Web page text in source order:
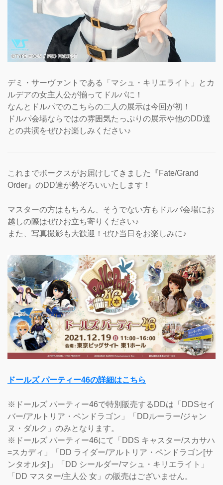
デミ・サーヴァントである「マシュ・キリエライト」とカ
ルデアの女主人公が揃ってドルパに！
なんとドルパでのこちらの二人の展示は今回が初！
ドルパ会場ならではの雰囲気たっぷりの展示や他のDD達
との共演をぜひお楽しみください♪
これまでボークスがお届けしてきました『Fate/Grand
Order』のDD達が勢ぞろいいたします！
マスターの方はもちろん、そうでない方もドルパ会場にお
越しの際はぜひお立ち寄りください♪
また、写真撮影も大歓迎！ぜひ当日をお楽しみに♪
ドールズ パーティー46の詳細はこちら
※ドールズ パーティー46で特別販売するDDは「DDSセイ
バー/アルトリア・ペンドラゴン」「DDルーラー/ジャン
ヌ・ダルク」のみとなります。
※ドールズ パーティー46にて「DDS キャスター/スカサハ
=スカディ」「DD ライダー/アルトリア・ペンドラゴン[サ
ンタオルタ]」「DD シールダー/マシュ・キリエライト」
「DD マスター/主人公 女」の販売はございません。